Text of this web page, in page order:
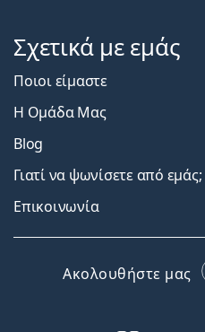
Σχετικά με εμάς
Ποιοι είμαστε
Η Ομάδα Μας
Blog
Γιατί να ψωνίσετε από εμάς;
Επικοινωνία
Ακολουθήστε μας